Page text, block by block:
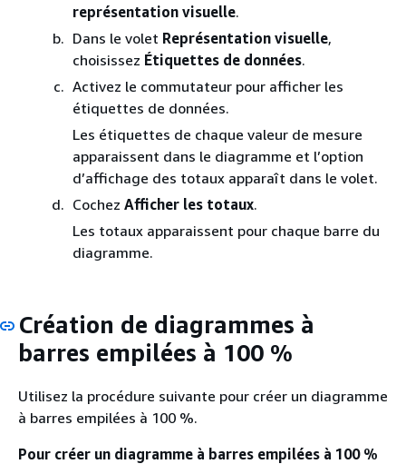
représentation visuelle.
Dans le volet Représentation visuelle,
choisissez Étiquettes de données.
Activez le commutateur pour afficher les
étiquettes de données.
Les étiquettes de chaque valeur de mesure
apparaissent dans le diagramme et l’option
d’affichage des totaux apparaît dans le volet.
Cochez Afficher les totaux.
Les totaux apparaissent pour chaque barre du
diagramme.
Création de diagrammes à
barres empilées à 100 %
Utilisez la procédure suivante pour créer un diagramme
à barres empilées à 100 %.
Pour créer un diagramme à barres empilées à 100 %